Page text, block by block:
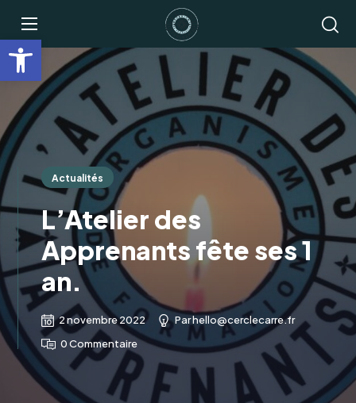
Ouvrir la barre d’outils
Actualités
L’Atelier des
Apprenants fête ses 1
an.
2 novembre 2022 Parhello@cerclecarre.fr
0 Commentaire